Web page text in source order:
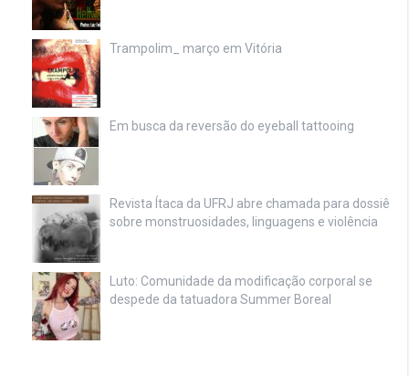
Trampolim_ março em Vitória
Em busca da reversão do eyeball tattooing
Revista Ítaca da UFRJ abre chamada para dossiê
sobre monstruosidades, linguagens e violência
Luto: Comunidade da modificação corporal se
despede da tatuadora Summer Boreal